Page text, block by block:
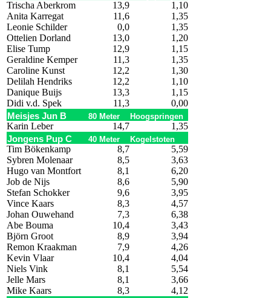
Trischa Aberkrom 13,9
1,10
Anita Karregat
11,6
1,35
Leonie Schilder
0,0
1,35
Ottelien Dorland
13,0
1,20
Elise Tump
12,9
1,15
Geraldine Kemper
11,3
1,35
Caroline Kunst
12,2
1,30
Delilah Hendriks
12,2
1,10
Danique Buijs
13,3
1,15
Didi v.d. Spek
11,3 0,00
Meisjes Jun B 80 Meter Hoogspringen
Karin Leber 14,7 1,35
Jongens Pup C 40 Meter Kogelstoten
Tim Bökenkamp 8,7
5,59
Sybren Molenaar
8,5
3,63
Hugo van Montfort
8,1
6,20
Job de Nijs
8,6
5,90
Stefan Schokker
9,6
3,95
Vince Kaars
8,3
4,57
Johan Ouwehand
7,3
6,38
Abe Bouma
10,4
3,43
Björn Groot
8,9
3,94
Remon Kraakman
7,9
4,26
Kevin Vlaar
10,4
4,04
Niels Vink
8,1
5,54
Jelle Mars
8,1
3,66
Mike Kaars
8,3 4,12